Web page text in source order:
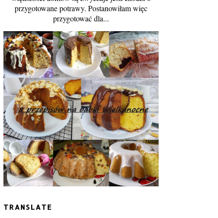
przygotowane potrawy. Postanowiłam więc
przygotować dla...
TRANSLATE